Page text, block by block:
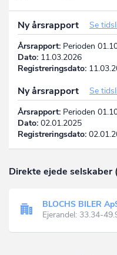
Ny årsrapport
Se
Årsrapport: Perioden
Dato: 11.03.2026
Registreringsdato:
Ny årsrapport
Se
Årsrapport: Perioden
Dato: 02.01.2025
Registreringsdato:
Direkte ejede selskaber
BLOCHS BILER
Ejerandel: 33.34-